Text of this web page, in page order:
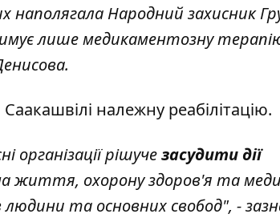
наполягала Народний захисник
лише медикаментозну
належну реабілітацію.
рішучезасудити дії
життя, охорону здоров'я та
людини та основних свобод", -